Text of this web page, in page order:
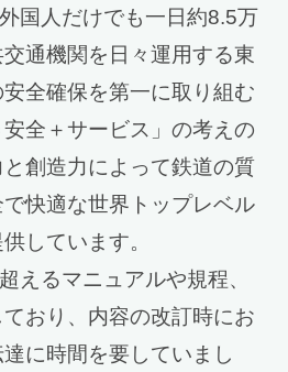
国人だけでも一日約8.5万
通機関を日々運用する東
全確保を第一に取り組む
全＋サービス」の考えの
創造力によって鉄道の質
快適な世界トップレベル
しています。
えるマニュアルや規程、
おり、内容の改訂時にお
に時間を要していまし